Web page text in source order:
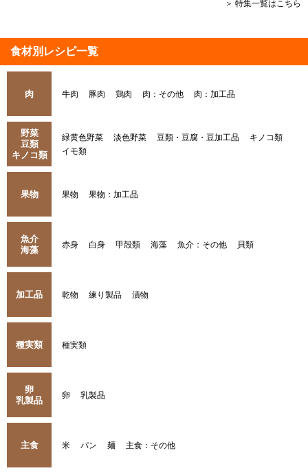
＞ 特集一覧はこちら
食材別レシピ一覧
肉 牛肉 豚肉 鶏肉 肉：その他 肉：加工品
野菜
豆類
キノコ類
緑黄色野菜 淡色野菜 豆類・豆腐・豆加工品
キノコ類
イモ類
果物 果物 果物：加工品
魚介
海藻
赤身 白身 甲殻類 海藻 魚介：その他 貝類
加工品 乾物 練り製品 漬物
種実類 種実類
卵
乳製品
卵 乳製品
主食 米 パン 麺 主食：その他